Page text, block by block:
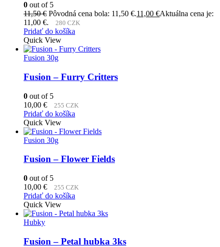
0 out of 5
11,50€ Pôvodná cena bola: 11,50 €.11,00 €Aktuálna cena je:
11,00 €.
280 CZK
Pridať do košíka
Quick View
Fusion 30g
Fusion – Furry Critters
0 out of 5
10,00 € 255 CZK
Pridať do košíka
Quick View
Fusion 30g
Fusion – Flower Fields
0 out of 5
10,00 € 255 CZK
Pridať do košíka
Quick View
Hubky
Fusion – Petal hubka 3ks